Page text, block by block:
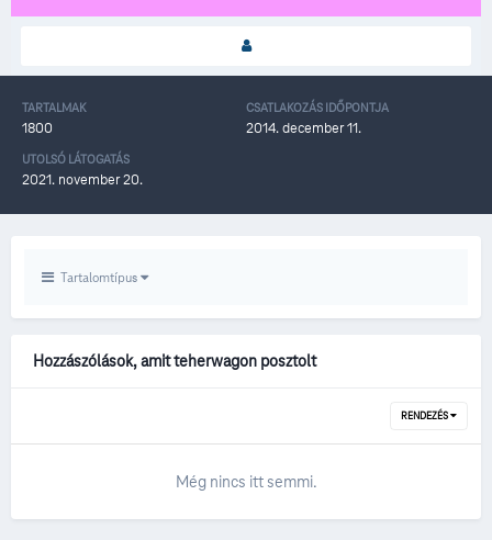
TARTALMAK
1800
CSATLAKOZÁS IDŐPONTJA
2014. december 11.
UTOLSÓ LÁTOGATÁS
2021. november 20.
Tartalomtípus
Hozzászólások, amit teherwagon posztolt
RENDEZÉS
Még nincs itt semmi.